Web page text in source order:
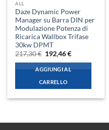
ALL
Daze Dynamic Power
Manager su Barra DIN per
Modulazione Potenza di
Ricarica Wallbox Trifase
30kw DPMT
217,30€ Il
prezzo
originale
era:
217,30 €.
192,46€Il
è:
AGGIUNGI AL
CARRELLO